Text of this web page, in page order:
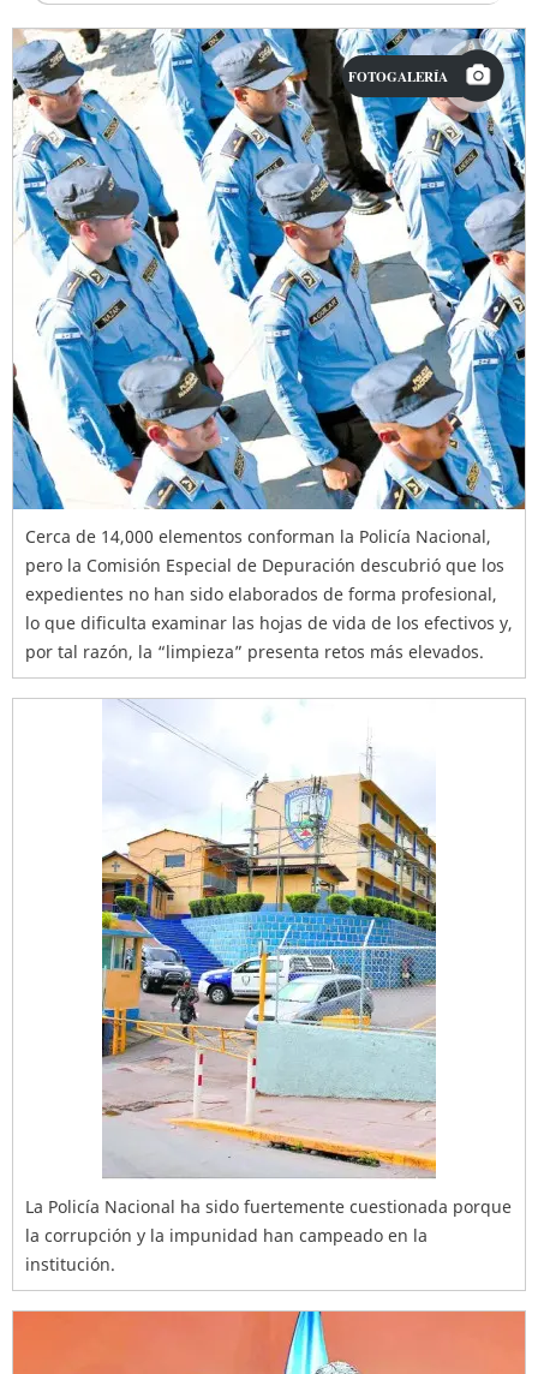
FOTOGALERÍA
Cerca de 14,000 elementos conforman la Policía Nacional,
pero la Comisión Especial de Depuración descubrió que los
expedientes no han sido elaborados de forma profesional,
lo que dificulta examinar las hojas de vida de los efectivos y,
por tal razón, la “limpieza” presenta retos más elevados.
La Policía Nacional ha sido fuertemente cuestionada porque
la corrupción y la impunidad han campeado en la
institución.